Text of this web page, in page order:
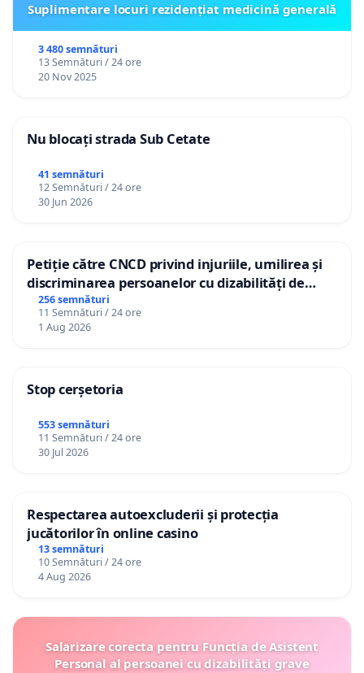
Suplimentare locuri rezidențiat medicină generală
3 480 semnături
13 Semnături / 24 ore
20 Nov 2025
Nu blocați strada Sub Cetate
41 semnături
12 Semnături / 24 ore
30 Jun 2026
Petiție către CNCD privind injuriile, umilirea și
discriminarea persoanelor cu dizabilități de
către utilizatorul TikTok „Gorici”
256 semnături
11 Semnături / 24 ore
1 Aug 2026
Stop cerșetoria
553 semnături
11 Semnături / 24 ore
30 Jul 2026
Respectarea autoexcluderii și protecția
jucătorilor în online casino
13 semnături
10 Semnături / 24 ore
4 Aug 2026
Salarizare corecta pentru Funcția de Asistent
Personal al persoanei cu dizabilități grave